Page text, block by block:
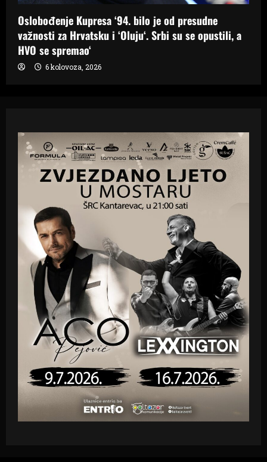
Oslobođenje Kupresa ‘94. bilo je od presudne
važnosti za Hrvatsku i ‘Oluju‘. Srbi su se opustili, a
HVO se spremao‘
6 kolovoza, 2026